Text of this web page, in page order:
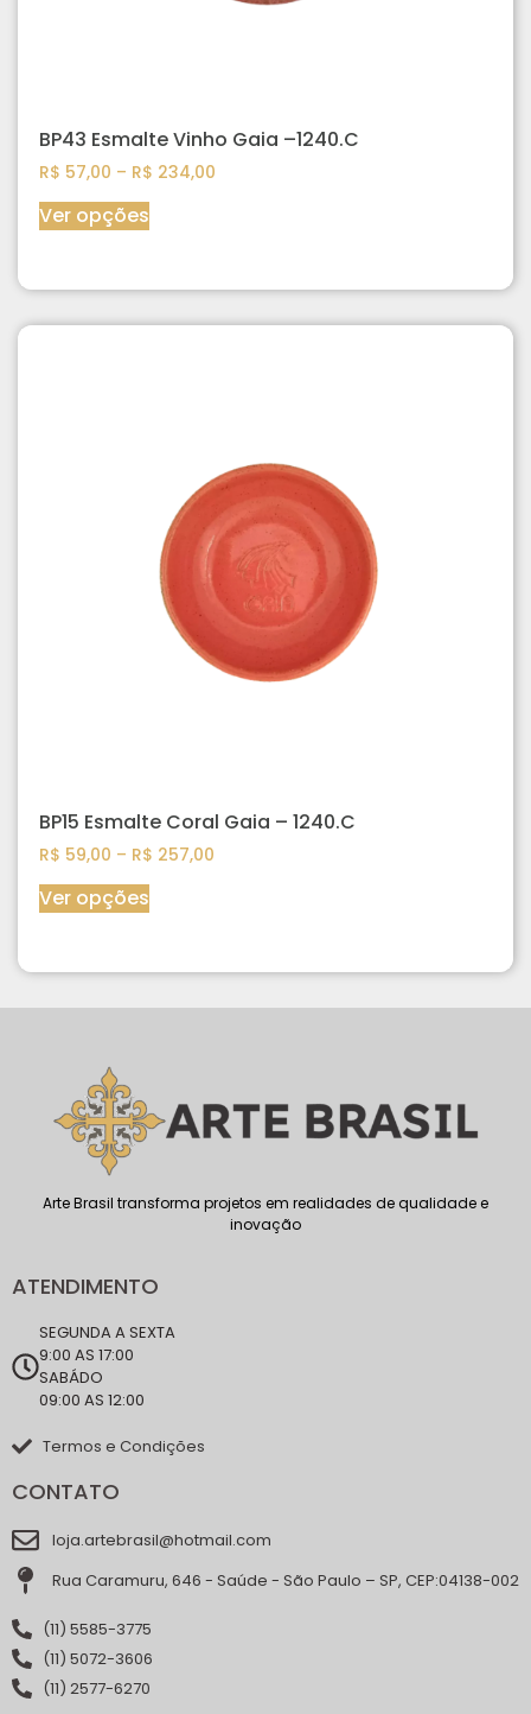
BP43 Esmalte Vinho Gaia –1240.C
R$ 57,00 – R$ 234,00
Ver opções
BP15 Esmalte Coral Gaia – 1240.C
R$ 59,00 – R$ 257,00
Ver opções
Arte Brasil transforma projetos em realidades de qualidade e
inovação
ATENDIMENTO
SEGUNDA A SEXTA
9:00 AS 17:00
SABÁDO
09:00 AS 12:00
Termos e Condições
CONTATO
loja.artebrasil@hotmail.com
Rua Caramuru, 646 - Saúde - São Paulo – SP, CEP:04138-002
(11) 5585-3775
(11) 5072-3606
(11) 2577-6270